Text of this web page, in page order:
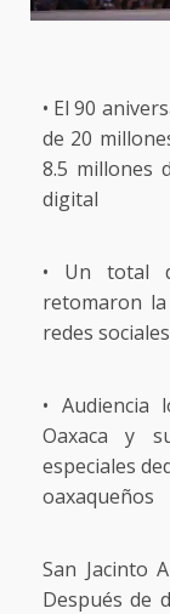
• El 90
de 20
8.5 millones
digital
• Un total
retomaron
redes sociales
• Audiencia
Oaxaca y
especiales
oaxaqueños
San Jacinto
Después de